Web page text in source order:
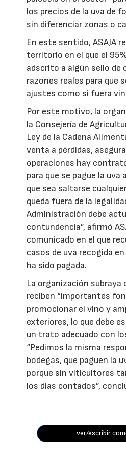
los precios de la uva de
sin diferenciar zonas o
En este sentido, ASAJA
territorio en el que el
adscrito a algún sello de
razones reales para que
ajustes como si fuera
Por este motivo, la
la Consejería de
Ley de la Cadena
venta a pérdidas,
operaciones hay
para que se pague la uva
que sea saltarse
queda fuera de la
Administración debe
contundencia”, afirmó
comunicado en el que
casos de uva recogida
ha sido pagada.
La organización subraya
reciben “importantes
promocionar el vino y
exteriores, lo que debe
un trato adecuado con
“Pedimos la misma
bodegas, que paguen la
porque sin viticultores
los días contados”,
ver/escribir